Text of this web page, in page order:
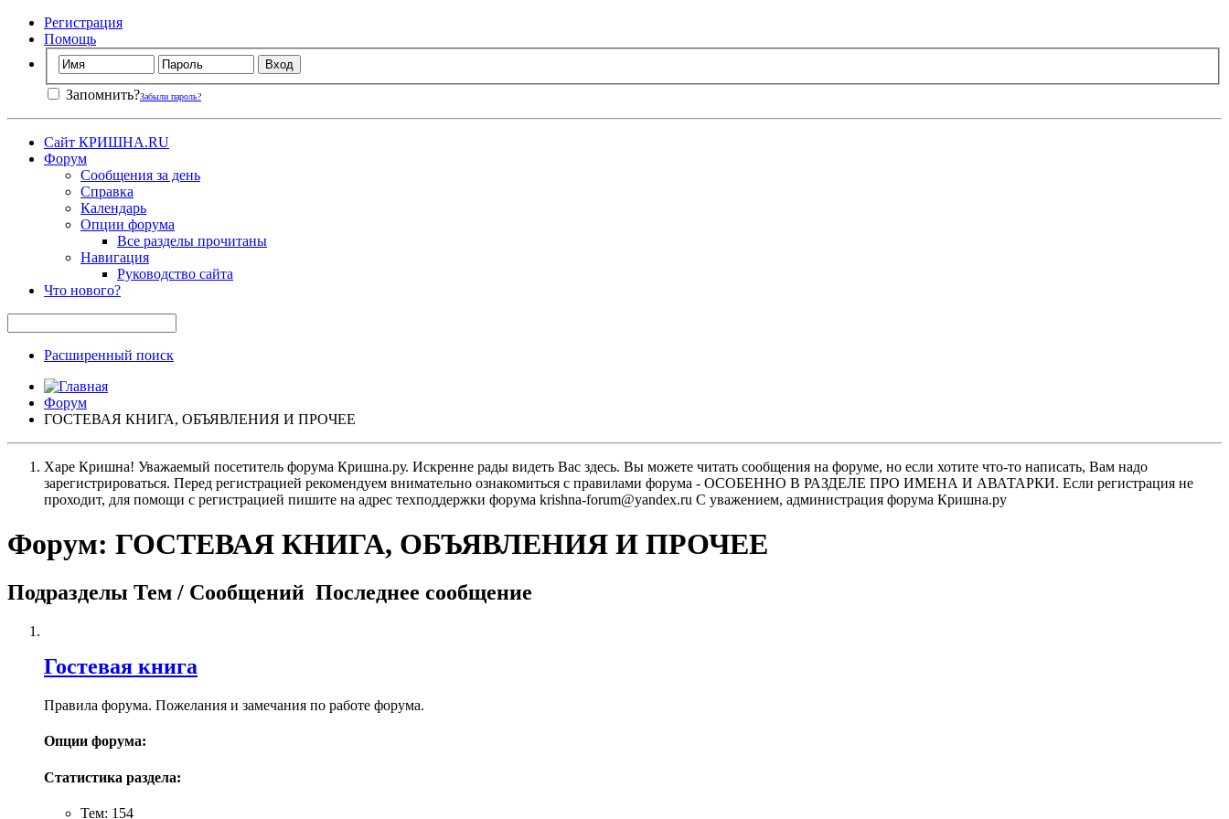
Регистрация
Помощь
Запомнить?Забыли пароль?
Сайт КРИШНА.RU
Форум
Сообщения за день
Справка
Календарь
Опции форума
Все разделы прочитаны
Навигация
Руководство сайта
Что нового?
Расширенный поиск
Форум
ГОСТЕВАЯ КНИГА, ОБЪЯВЛЕНИЯ И ПРОЧЕЕ
Харе Кришна! Уважаемый посетитель форума Кришна.ру. Искренне рады видеть Вас здесь. Вы можете читать сообщения на форуме, но если хотите что-то написать, Вам надо
зарегистрироваться. Перед регистрацией рекомендуем внимательно ознакомиться с правилами форума - ОСОБЕННО В РАЗДЕЛЕ ПРО ИМЕНА И АВАТАРКИ. Если регистрация не
проходит, для помощи с регистрацией пишите на адрес техподдержки форума krishna-forum@yandex.ru С уважением, администрация форума Кришна.ру
Форум: ГОСТЕВАЯ КНИГА, ОБЪЯВЛЕНИЯ И ПРОЧЕЕ
Подразделы Тем / Сообщений Последнее сообщение
Гостевая книга
Правила форума. Пожелания и замечания по работе форума.
Опции форума:
Статистика раздела:
Тем: 154